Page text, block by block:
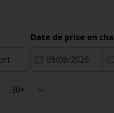
Date de prise en
09/08/2026